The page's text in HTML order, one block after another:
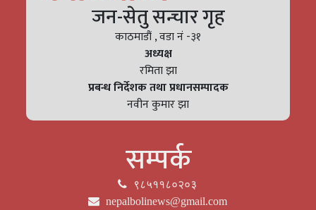
जन-सेतु सन्चार गृह
काठमाडौं , वडा नं -३१
अध्यक्ष
रमिता झा
प्रबन्ध निर्देशक तथा प्रधानसम्पादक
नवीन कुमार झा
सम्पर्क
९८५११८०२०३
nepalbolinews@gmail.com